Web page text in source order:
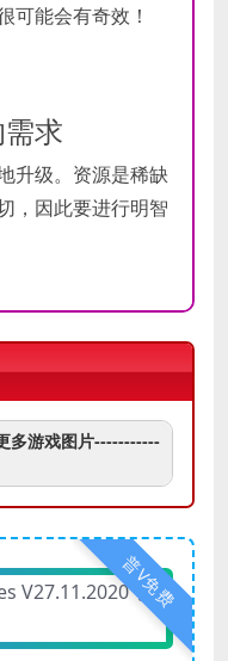
可能会有奇效！
求
升级。资源是稀缺
，因此要进行明智
多游戏图片-----------
普V免费